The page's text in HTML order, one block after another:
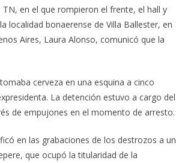
en el que rompieron el frente, el hall y
localidad bonaerense de Villa Ballester, en
Aires, Laura Alonso, comunicó que la
cerveza en una esquina a cinco
La detención estuvo a cargo del
de empujones en el momento de arresto.
en las grabaciones de los destrozos a un
que ocupó la titularidad de la